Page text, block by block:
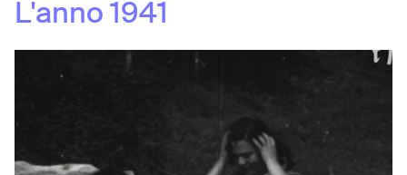
L'anno1941